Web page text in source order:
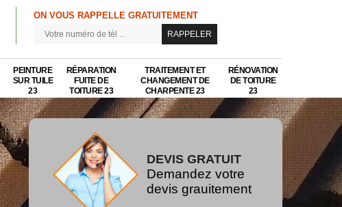
ON VOUS RAPPELLE GRATUITEMENT
PEINTURE
SUR TUILE
23
RÉPARATION
FUITE DE
TOITURE 23
TRAITEMENT ET
CHANGEMENT DE
CHARPENTE 23
RÉNOVATION
DE TOITURE
23
DEVIS GRATUIT
Demandez votre
devis grauitement